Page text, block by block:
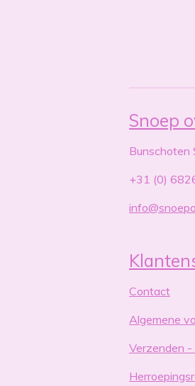
Snoep
Bunschoten
+31 (0)
Contact
Algemene
Verzenden -